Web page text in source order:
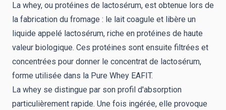
La whey, ou protéines de lactosérum, est obtenue lors de
la fabrication du fromage : le lait coagule et libère un
liquide appelé lactosérum, riche en protéines de haute
valeur biologique. Ces protéines sont ensuite filtrées et
concentrées pour donner le concentrat de lactosérum,
forme utilisée dans la Pure Whey EAFIT.
La whey se distingue par son profil d'absorption
particulièrement rapide. Une fois ingérée, elle provoque